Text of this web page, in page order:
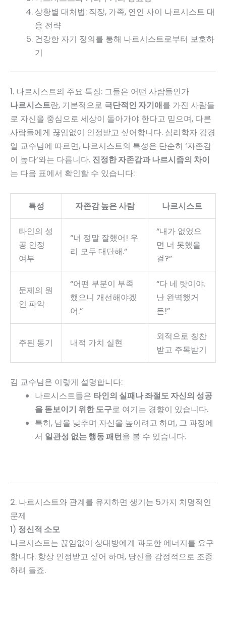
상황별 대처법: 직장, 가족, 연인 사이 나르시스트 대
응 전략
건강한 자기 정의를 통해 나르시스트로부터 보호하
기
1. 나르시스트의 주요 특징: 그들은 어떤 사람들인가
나르시스트란, 기본적으로 극단적인 자기애를 가진 사람들
로 자신을 중심으로 세상이 돌아가야 한다고 믿으며, 다른
사람들에게 끊임없이 인정받고 싶어합니다. 심리학자 김경
일 교수님에 따르면, 나르시스트의 특성은 단순히 ‘자존감
이 높다’와는 다릅니다. 진정한 자존감과 나르시즘의 차이
는 다음 표에서 확인할 수 있습니다:
특성 자존감 높은 사람 나르시스트
타인의 성
공 인정
여부
“너 정말 잘했어! 우
리 모두 대단해.”
“내가 없었으
면 너 못했을
걸?”
문제의 원
인 파악
“어떤 부분이 부족
했으니 개선해야겠
어.”
“다 네 탓이야.
난 완벽했거
든!”
주된 동기 내적 가치 실현
외적으로 칭찬
받고 주목받기
김 교수님은 이렇게 설명합니다:
나르시스트들은 타인의 실패나 좌절도 자신의 성공
을 돋보이기 위한 도구로 여기는 경향이 있습니다.
특히, 남을 낮추며 자신을 높이려고 하며, 그 과정에
서 일관성 없는 행동 패턴을 볼 수 있습니다.
2. 나르시스트와 관계를 유지하면 생기는 5가지 치명적인
문제
1) 정신적 소모
나르시스트는 끊임없이 상대방에게 과도한 에너지를 요구
합니다. 항상 인정받고 싶어 하며, 당신을 감정적으로 조종
하려 들죠.